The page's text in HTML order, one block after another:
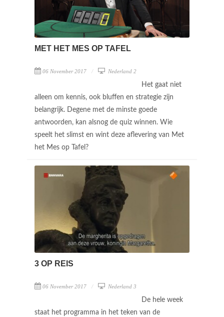
MET HET MES OP TAFEL
06 November 2017 Nederland 2
Het gaat niet
alleen om kennis, ook bluffen en strategie zijn
belangrijk. Degene met de minste goede
antwoorden, kan alsnog de quiz winnen. Wie
speelt het slimst en wint deze aflevering van Met
het Mes op Tafel?
3 OP REIS
06 November 2017 Nederland 3
De hele week
staat het programma in het teken van de